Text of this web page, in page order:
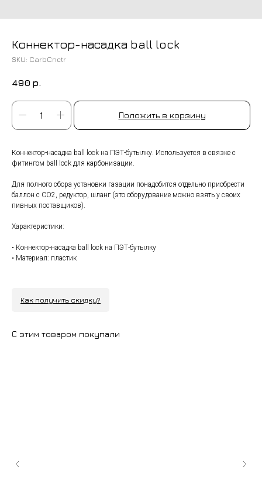
Коннектор-насадка ball lock
SKU: CarbCnctr
490 р.
Положить в корзину
Коннектор-насадка ball lock на ПЭТ-бутылку. Используется в связке с
фитингом ball lock для карбонизации.
Для полного сбора установки газации понадобится отдельно приобрести
баллон с CO2, редуктор, шланг (это оборудование можно взять у своих
пивных поставщиков).
Характеристики:
• Коннектор-насадка ball lock на ПЭТ-бутылку
• Материал: пластик
Как получить скидку?
С этим товаром покупали